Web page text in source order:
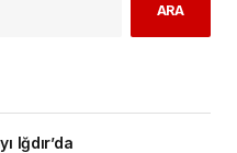
ARA
Iğdır’da